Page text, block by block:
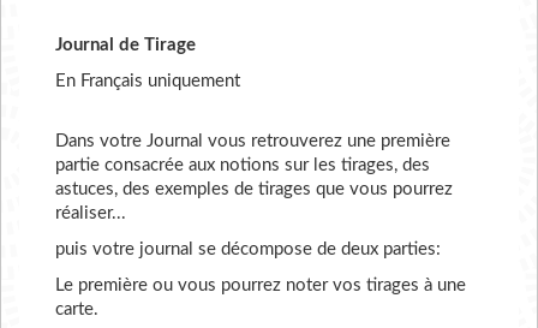
Journal de Tirage
En Français uniquement
Dans votre Journal vous retrouverez une première
partie consacrée aux notions sur les tirages, des
astuces, des exemples de tirages que vous pourrez
réaliser...
puis votre journal se décompose de deux parties:
Le première ou vous pourrez noter vos tirages à une
carte.